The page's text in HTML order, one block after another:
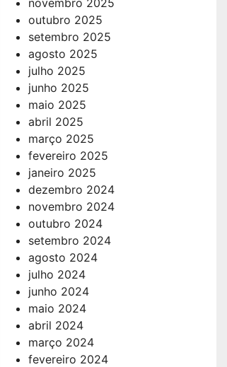
novembro 2025
outubro 2025
setembro 2025
agosto 2025
julho 2025
junho 2025
maio 2025
abril 2025
março 2025
fevereiro 2025
janeiro 2025
dezembro 2024
novembro 2024
outubro 2024
setembro 2024
agosto 2024
julho 2024
junho 2024
maio 2024
abril 2024
março 2024
fevereiro 2024